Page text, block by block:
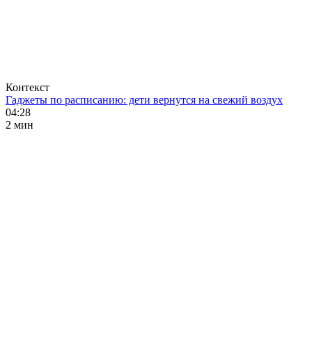
Контекст
Гаджеты по расписанию: дети вернутся на свежий воздух
04:28
2 мин